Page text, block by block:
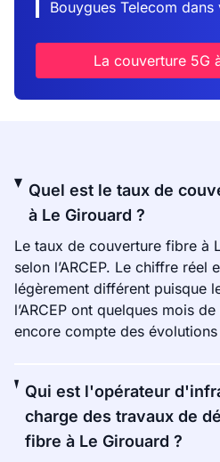
Bouygues Telecom
La couverture 5G
Quel est le taux de
à Le Girouard ?
Le taux de couverture fibre à
selon l’ARCEP. Le chiffre réel
légèrement différent puisque
l’ARCEP ont quelques mois
encore compte des
Qui est l'opérateur
charge des travaux de
fibre à Le Girouard ?